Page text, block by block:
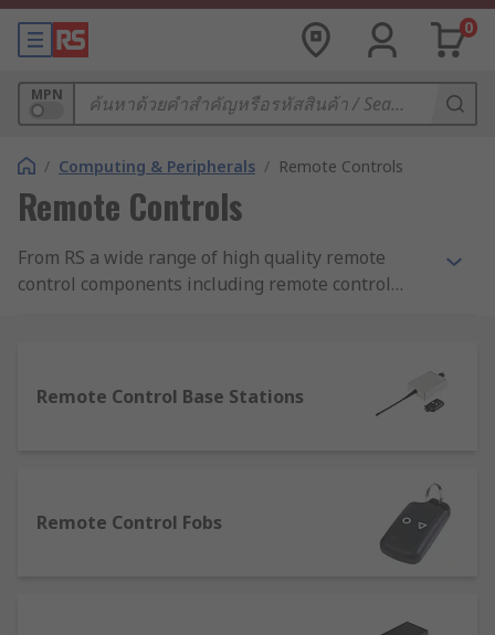
0
MPN
/ Computing & Peripherals / Remote Controls
Remote Controls
From RS a wide range of high quality remote
control components including remote control
remotely using a remote control fob and can be
garage doors and IoT (Internet of Things). Our
ready to operate remote controls are available
Remote Control Base Stations
Remote Control Fobs